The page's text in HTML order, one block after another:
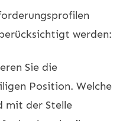
werden:
Sie die
Position. Welche
mit der Stelle